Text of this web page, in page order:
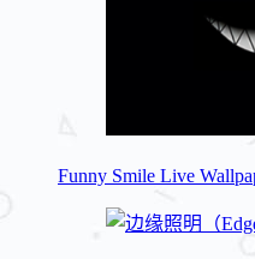
Funny Smile Live